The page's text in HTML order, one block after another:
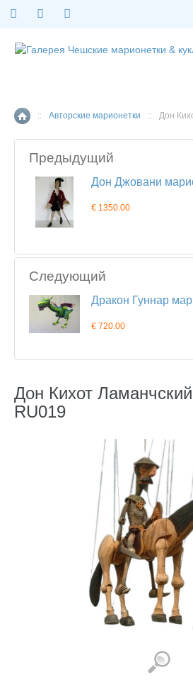
Главная страница
:: Авторские марионетки :: Дон
Предыдущий
Дон Джовани
€ 1350.00
Следующий
Дракон Гуннар
€ 720.00
Дон Кихот
RU019